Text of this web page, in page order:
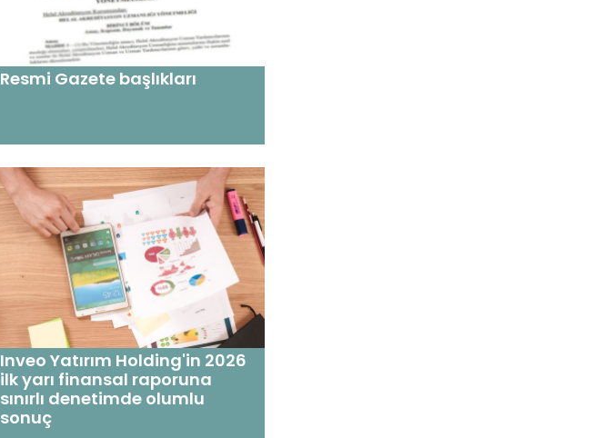
Resmi Gazete başlıkları
Inveo Yatırım Holding'in 2026
ilk yarı finansal raporuna
sınırlı denetimde olumlu
sonuç